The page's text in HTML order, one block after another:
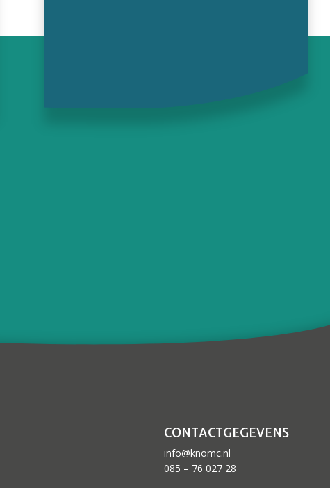
CONTACTGEGEVENS
info@knomc.nl
085 – 76 027 28